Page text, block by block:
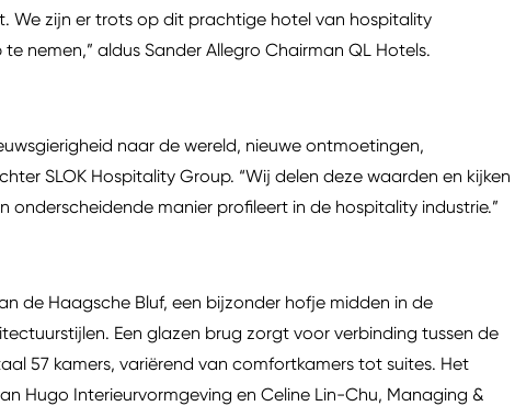
We zijn er trots op dit prachtige hotel van hospitality
nemen,” aldus Sander Allegro Chairman QL Hotels.
naar de wereld, nieuwe ontmoetingen,
SLOK Hospitality Group. “Wij delen deze waarden en kijken
manier profileert in de hospitality industrie.”
de Haagsche Bluf, een bijzonder hofje midden in de
Een glazen brug zorgt voor verbinding tussen de
57 kamers, variërend van comfortkamers tot suites. Het
Hugo Interieurvormgeving en Celine Lin-Chu, Managing &